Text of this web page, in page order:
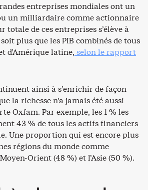
entreprises mondiales ont un
un milliardaire comme actionnaire
de ces entreprises s’élève à
plus que les PIB combinés de tous
d’Amérique latine, selon le rapport
ainsi à s’enrichir de façon
la richesse n’a jamais été aussi
Oxfam. Par exemple, les 1 % les
43 % de tous les actifs financiers
Une proportion qui est encore plus
régions du monde comme
Orient (48 %) et l’Asie (50 %).